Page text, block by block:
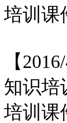
培训课
【
知识培
培训课